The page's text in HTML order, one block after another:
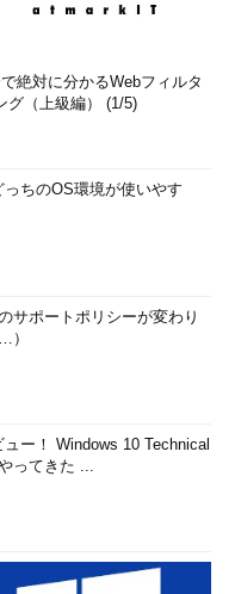
絶対に分かるWebフィルタ
グ（上級編） (1/5)
ちのOS環境が使いやす
サポートポリシーが変わり
）
ー！ Windows 10 Technical
ってきた ...